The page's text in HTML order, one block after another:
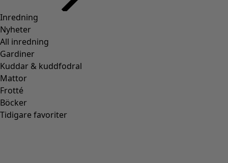
Inredning
Nyheter
All inredning
Gardiner
Kuddar & kuddfodral
Mattor
Frotté
Böcker
Tidigare favoriter